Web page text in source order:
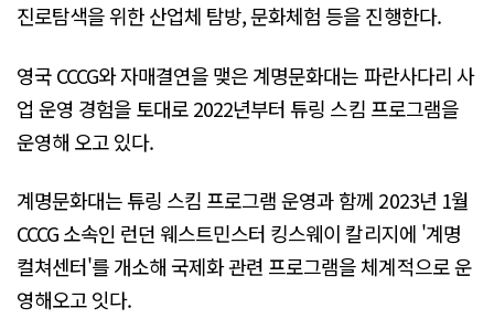
진로탐색을 위한 산업체 탐방, 문화체험 등을 진행한다.
영국 CCCG와 자매결연을 맺은 계명문화대는 파란사다리 사
업 운영 경험을 토대로 2022년부터 튜링 스킴 프로그램을
운영해 오고 있다.
계명문화대는 튜링 스킴 프로그램 운영과 함께 2023년 1월
CCCG 소속인 런던 웨스트민스터 킹스웨이 칼리지에 '계명
컬쳐센터'를 개소해 국제화 관련 프로그램을 체계적으로 운
영해오고 잇다.